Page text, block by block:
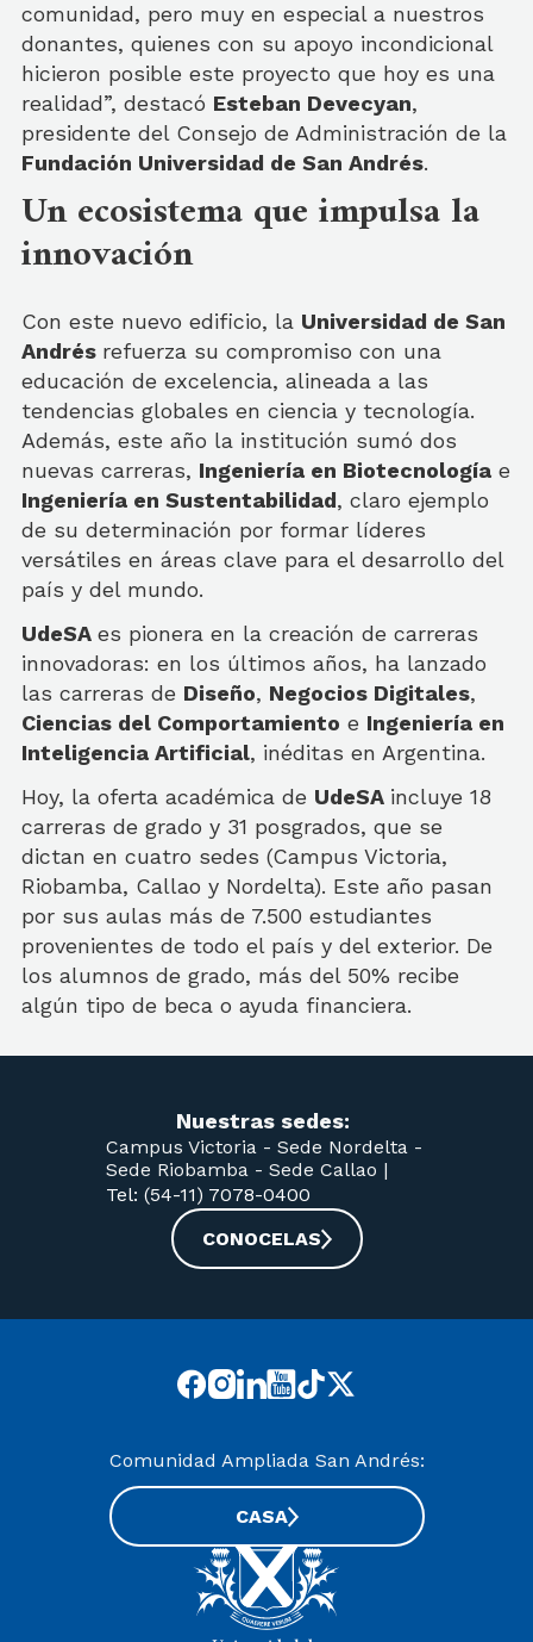
comunidad, pero muy en especial a nuestros
donantes, quienes con su apoyo incondicional
hicieron posible este proyecto que hoy es una
realidad”, destacó Esteban Devecyan,
presidente del Consejo de Administración de la
Fundación Universidad de San Andrés.
Un ecosistema que impulsa la
innovación
Con este nuevo edificio, la Universidad de San
Andrés refuerza su compromiso con una
educación de excelencia, alineada a las
tendencias globales en ciencia y tecnología.
Además, este año la institución sumó dos
nuevas carreras, Ingeniería en Biotecnología e
Ingeniería en Sustentabilidad, claro ejemplo
de su determinación por formar líderes
versátiles en áreas clave para el desarrollo del
país y del mundo.
UdeSA es pionera en la creación de carreras
innovadoras: en los últimos años, ha lanzado
las carreras de Diseño, Negocios Digitales,
Ciencias del Comportamiento e Ingeniería en
Inteligencia Artificial, inéditas en Argentina.
Hoy, la oferta académica de UdeSA incluye 18
carreras de grado y 31 posgrados, que se
dictan en cuatro sedes (Campus Victoria,
Riobamba, Callao y Nordelta). Este año pasan
por sus aulas más de 7.500 estudiantes
provenientes de todo el país y del exterior. De
los alumnos de grado, más del 50% recibe
algún tipo de beca o ayuda financiera.
Nuestras sedes:
Campus Victoria - Sede Nordelta -
Sede Riobamba - Sede Callao |
Tel: (54-11) 7078-0400
CONOCELAS
Comunidad Ampliada San Andrés:
CASA